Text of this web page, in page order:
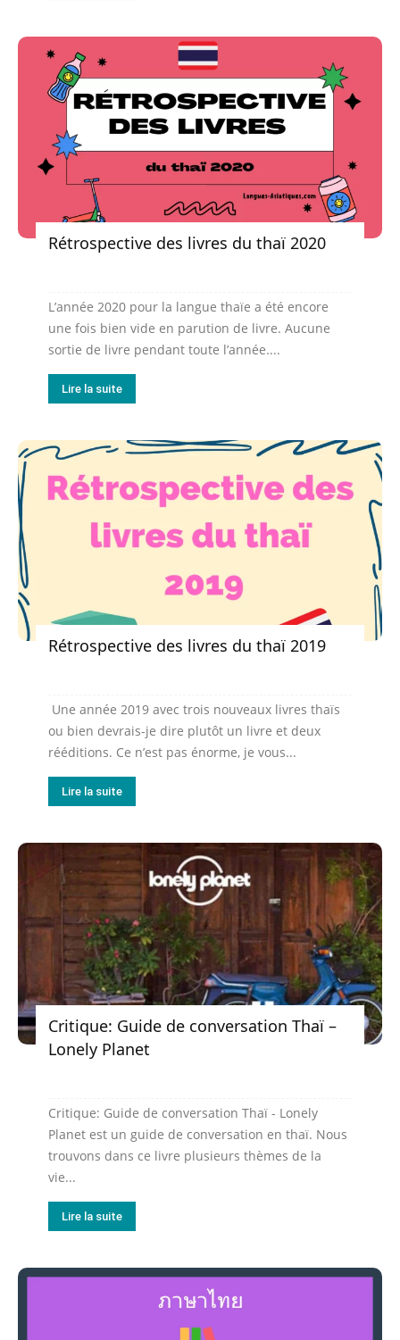
Rétrospective des livres du thaï 2020
L’année 2020 pour la langue thaïe a été encore
une fois bien vide en parution de livre. Aucune
sortie de livre pendant toute l’année....
Lire la suite
Rétrospective des livres du thaï 2019
Une année 2019 avec trois nouveaux livres thaïs
ou bien devrais-je dire plutôt un livre et deux
rééditions. Ce n’est pas énorme, je vous...
Lire la suite
Critique: Guide de conversation Thaï –
Lonely Planet
Critique: Guide de conversation Thaï - Lonely
Planet est un guide de conversation en thaï. Nous
trouvons dans ce livre plusieurs thèmes de la
vie...
Lire la suite